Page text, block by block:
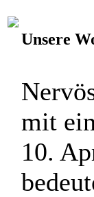
Unsere
mit
10.